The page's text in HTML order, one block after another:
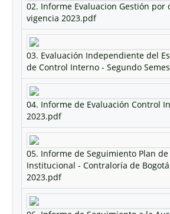
02. Informe Evaluacion Gestión por
vigencia 2023.pdf
03. Evaluación Independiente del
de Control Interno - Segundo
04. Informe de Evaluación Control
2023.pdf
05. Informe de Seguimiento Plan
Institucional - Contraloría de
2023.pdf